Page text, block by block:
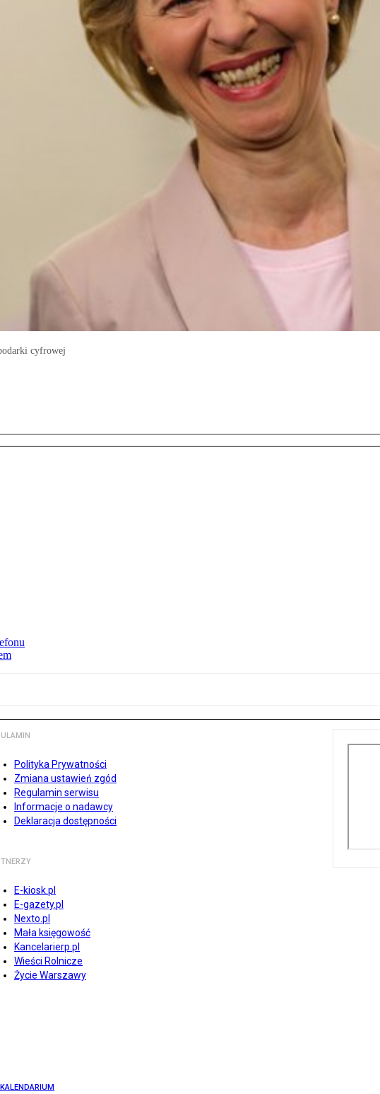
cyfrowej
Polityka Prywatności
Zmiana ustawień zgód
Regulamin serwisu
Informacje o nadawcy
Deklaracja dostępności
E-kiosk.pl
E-gazety.pl
Nexto.pl
Mała księgowość
Kancelarierp.pl
Wieści Rolnicze
Życie Warszawy
KALENDARIUM